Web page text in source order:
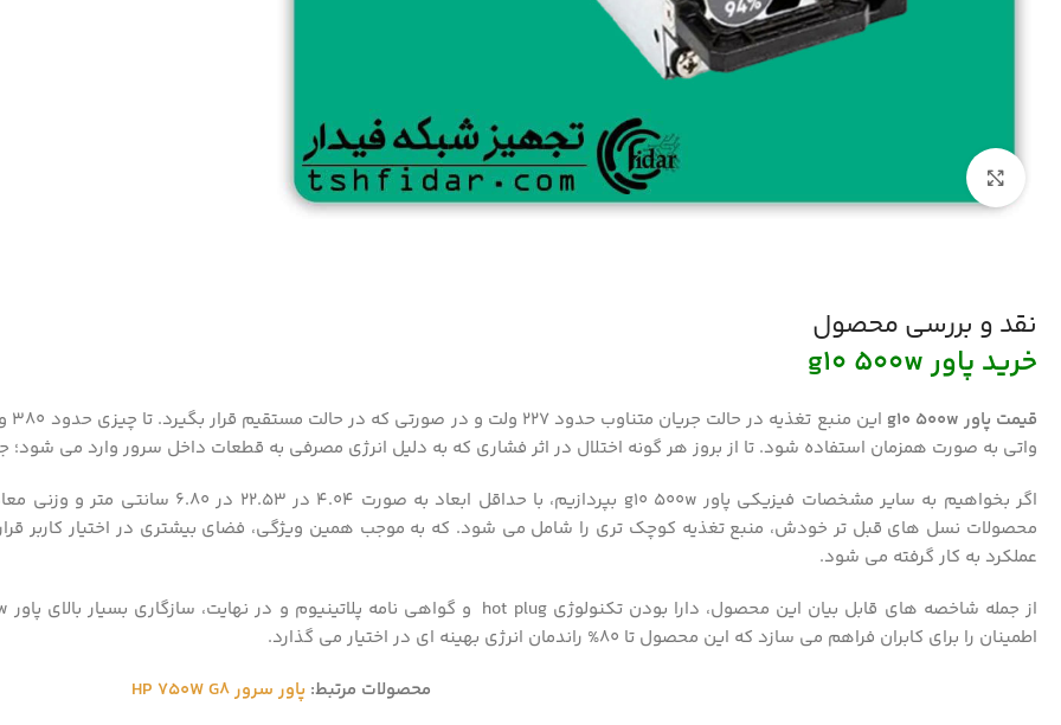
نقد و بررسی محصول
خرید پاور g10 500w
قیمت پاور g10 500w
واتی به صورت همزمان استفاده شود. تا از بروز هر گونه اختلال در اثر فشاری که به دلیل انرژی مصرفی به قطعات داخل سرور وارد می شود؛
محصولات نسل های قبل تر خودش، منبع تغذیه کوچک تری را شامل می شود. که به موجب همین ویژگی، فضای بیشتری در اختیار کاربر
عملکرد به کار گرفته می شود.
اطمینان را برای کابران فراهم می سازد که این محصول تا 80% راندمان انرژی بهینه ای در اختیار می گذارد.
محصولات مرتبط:پاور سرور HP 750W G8